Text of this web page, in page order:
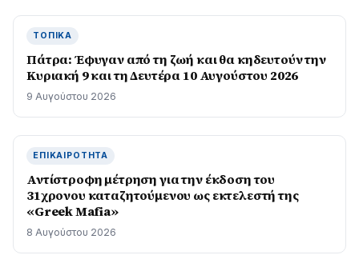
ΤΟΠΙΚΆ
Πάτρα: Έφυγαν από τη ζωή και θα κηδευτούν την
Κυριακή 9 και τη Δευτέρα 10 Αυγούστου 2026
9 Αυγούστου 2026
ΕΠΙΚΑΙΡΌΤΗΤΑ
Αντίστροφη μέτρηση για την έκδοση του
31χρονου καταζητούμενου ως εκτελεστή της
«Greek Mafia»
8 Αυγούστου 2026